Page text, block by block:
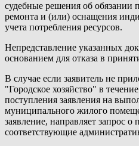
судебные решения об обязании
ремонта и (или) оснащения
учета потребления ресурсов.
Непредставление указанных
основанием для отказа в
В случае если заявитель не
"Городское хозяйство" в
поступления заявления на
муниципального жилого
заявление, направляет запрос
соответствующие